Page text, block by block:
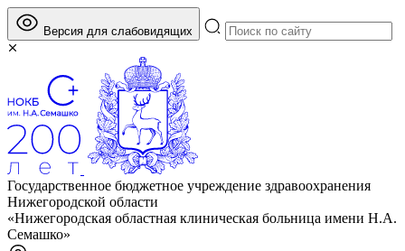
Версия для слабовидящих
Государственное бюджетное учреждение здравоохранения
Нижегородской области
«Нижегородская областная клиническая больница имени Н.А.
Семашко»